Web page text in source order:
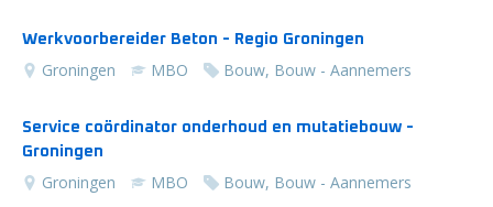
Werkvoorbereider Beton - Regio Groningen
Groningen MBO Bouw, Bouw - Aannemers
Service coördinator onderhoud en mutatiebouw -
Groningen
Groningen MBO Bouw, Bouw - Aannemers